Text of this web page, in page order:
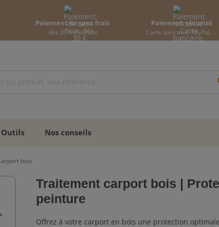
Paiement 4x sans frais
dès 30 € d'achats
Paiement sécurisé
Carte bancaire, PayPal, ...
Outils Nos conseils
bois
Traitement carport bois |
peinture
Offrez à votre carport en bois une protection